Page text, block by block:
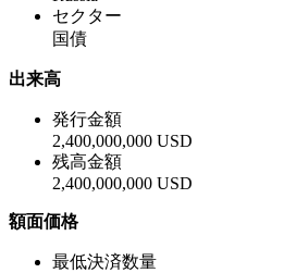
セクター
国債
出来高
発行金額
2,400,000,000 USD
残高金額
2,400,000,000 USD
額面価格
最低決済数量